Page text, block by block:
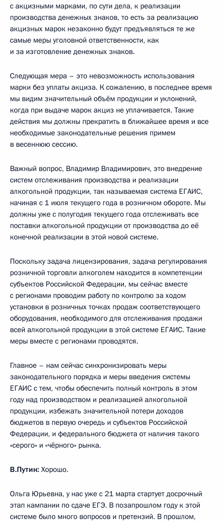
с акцизными марками, по сути дела, к реализации
производства денежных знаков, то есть за реализацию
акцизных марок незаконно будут предъявляться те же
самые меры уголовной ответственности, как
и за изготовление денежных знаков.
Следующая мера – это невозможность использования
марки без уплаты акциза. К сожалению, в последнее время
мы видим значительный объём продукции и уклонений,
когда при выдаче марок акциз не уплачивается. Такие
действия мы должны прекратить в ближайшее время и все
необходимые законодательные решения примем
в весеннюю сессию.
Важный вопрос, Владимир Владимирович, это внедрение
систем отслеживания производства и реализации
алкогольной продукции, так называемая система ЕГАИС,
начиная с 1 июля текущего года в розничном обороте. Мы
должны уже с полугодия текущего года отслеживать все
поставки алкогольной продукции от производства до её
конечной реализации в этой новой системе.
Поскольку задача лицензирования, задача регулирования
розничной торговли алкоголем находится в компетенции
субъектов Российской Федерации, мы сейчас вместе
с регионами проводим работу по контролю за ходом
установки в розничных точках продаж соответствующего
оборудования, необходимого для отслеживания продажи
всей алкогольной продукции в этой системе ЕГАИС. Такие
меры вместе с регионами проводятся.
Главное – нам сейчас синхронизировать меры
законодательного порядка и меры введения системы
ЕГАИС с тем, чтобы обеспечить полный контроль в этом
году над производством и реализацией алкогольной
продукции, избежать значительной потери доходов
бюджетов в первую очередь и субъектов Российской
Федерации, и федерального бюджета от наличия такого
«серого» и «чёрного» рынка.
В.Путин: Хорошо.
Ольга Юрьевна, у нас уже с 21 марта стартует досрочный
этап кампании по сдаче ЕГЭ. В позапрошлом году к этой
системе было много вопросов и претензий. В прошлом,